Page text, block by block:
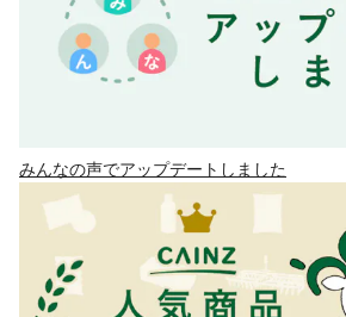
みんなの声でアップデートしました